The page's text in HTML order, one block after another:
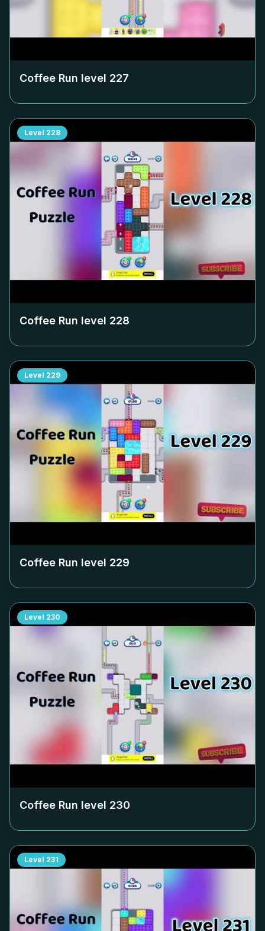
Coffee Run level 227
Level 228
Coffee Run level 228
Level 229
Coffee Run level 229
Level 230
Coffee Run level 230
Level 231